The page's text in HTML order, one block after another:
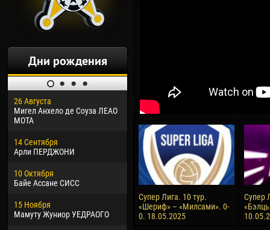
Дни рождения
26 Августа
Мигел Анхело де Соуза ЛЕАО
МОТА
14 Сентября
Арли ПЕРДЖОНИ
10 Октября
Байе Ассане СИСС
15 Ноября
Мамуту Жуниор УЕДРАОГО
30 Января
Дорасо Морео КЛАС
24 Февраля
Владислав КОСТИН
02 Марта
Вячеслав КОЗМА
09 Марта
Эммануэль АФЕТСЕ
04
13
24
15
Супер Лига. 10 тур.
«Шериф» – «Милсами». 0-
0. 18.05.2025
Супер